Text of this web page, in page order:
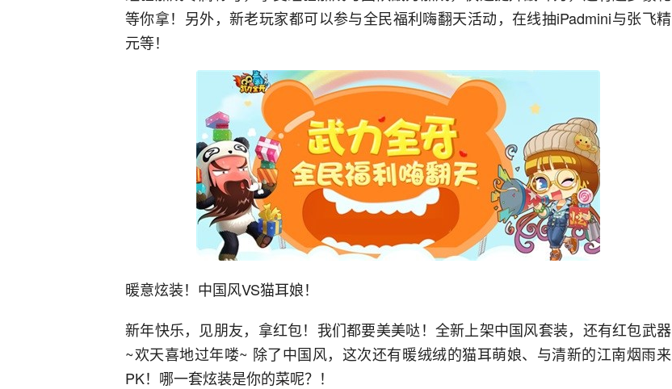
等你拿！另外，新老玩家都可以参与全民福利嗨翻天活动，在线抽iPadmini与张飞精
元等！
暖意炫装！中国风VS猫耳娘！
新年快乐，见朋友，拿红包！我们都要美美哒！全新上架中国风套装，还有红包武器
~欢天喜地过年喽~ 除了中国风，这次还有暖绒绒的猫耳萌娘、与清新的江南烟雨来
PK！哪一套炫装是你的菜呢？！